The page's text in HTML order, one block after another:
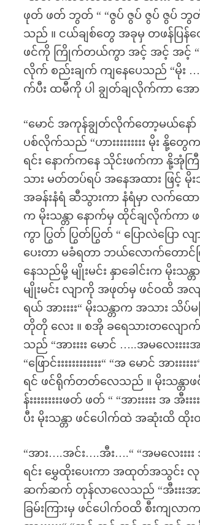
ဖုတ် ဖတ် ဘွတ် “ “ဇွပ် ဇွပ် ဇွပ် ဇွပ်
သည် ။ ငယ်ချစ်တွေ အခုမှ တဖန်ပြ
ဖင်ကို ကြိုက်တယ်ကွာ အင့် အင့် အင့်
လိုက် စည်းချက် ကျနေပေသည် “မိုး …
က်ပီး ထမီကို ပါ ချွတ်ချလိုက်ကာ
“မောင် အကုန်ချွတ်လိုက်တော့မယ်နော်
ပစ်လိုက်သည် “ဟားးးးးးးးး မိုး နို့
ရင်း နောက်ကနေ သိုင်းဖက်ကာ နို့အုံကြီး
သား မတ်တပ်ရပ် အနေအထား ဖြင့် မို
အခန်းနံရံ ဆီသွားကာ နံရံမှာ လက်ထော
က မိုးသန္တာ နောက်မှ ထိုင်ချလိုက်ကာ
ကွာ ပြွတ် ပြွတ်ပြွတ် “ ပြောလဲပြေ
ပေးတာ မခံရတာ ဘယ်လောက်တောင်ကြ
နေသည်မို့ မျိုးမင်း နှာခေါင်းက မိုးသန္
မျိုးမင်း လျာကို အဖုတ်မှ ဖင်ဝထိ အ
ရယ် အားးးး“ မိုးသန္တာက အသာ
တိုတို လေး ။ စအို ခရေသားတလျော
သည် “အားးးး မောင် …..အမလေးးးးအာ
“ဖြောင်းးးးးးးးးးးး“ “အ မောင်
ရင် ဖင်ရိုက်တတ်လေသည် ။ မိုးသန္တာဖင်က
န်းးးးးးးးးဖတ် ဖတ် “ “အားးးးး
ပီး မိုးသန္တာ ဖင်ပေါက်ထဲ အဆုံးထိ
“အား….အင်း….အီး….“ “အမလေးး
ရင်း မွှေထိုးပေးကာ အထုတ်အသွင်း လုပ်ပေး
ဆက်ဆက် တုန်လာလေသည် “အီးးးအားး
ခြမ်းကြားမှ ဖင်ပေါက်ဝထိ စီး